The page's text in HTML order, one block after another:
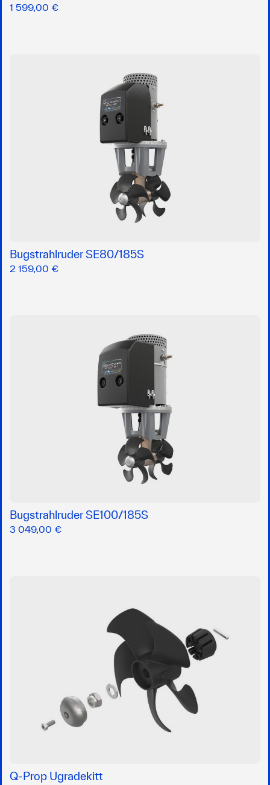
1 599,00 €
Bugstrahlruder SE80/185S
2 159,00 €
Bugstrahlruder SE100/185S
3 049,00 €
Q-Prop Ugradekitt